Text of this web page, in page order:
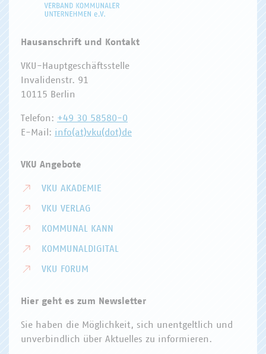
Hausanschrift und Kontakt
VKU-Hauptgeschäftsstelle
Invalidenstr. 91
10115 Berlin
Telefon: +49 30 58580-0
E-Mail: info(at)vku(dot)de
VKU Angebote
VKU AKADEMIE
VKU VERLAG
KOMMUNAL KANN
KOMMUNALDIGITAL
VKU FORUM
Hier geht es zum Newsletter
Sie haben die Möglichkeit, sich unentgeltlich und
unverbindlich über Aktuelles zu informieren.